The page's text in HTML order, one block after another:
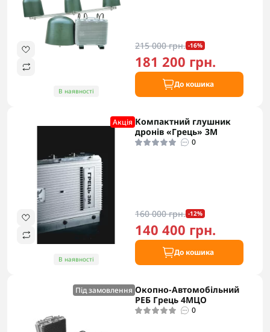
В наявності
215 000 грн. -16%
181 200 грн.
До кошика
Акцiя
В наявності
Компактний глушник
дронів «Грець» 3М
0
160 000 грн. -12%
140 400 грн.
До кошика
Під замовлення Окопно-Автомобільний
РЕБ Грець 4МЦО
0